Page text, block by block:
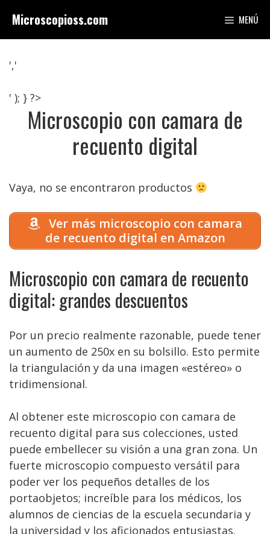
contenido
Microscopioss.com MENÚ
','
' ); } ?>
Microscopio con camara de
recuento digital
Vaya, no se encontraron productos
Ver más microscopio con camara
de recuento digital en Amazon
Microscopio con camara de recuento
digital: grandes descuentos
Por un precio realmente razonable, puede tener
un aumento de 250x en su bolsillo. Esto permite
la triangulación y da una imagen «estéreo» o
tridimensional.
Al obtener este microscopio con camara de
recuento digital para sus colecciones, usted
puede embellecer su visión a una gran zona. Un
fuerte microscopio compuesto versátil para
poder ver los pequeños detalles de los
portaobjetos; increíble para los médicos, los
alumnos de ciencias de la escuela secundaria y
la universidad y los aficionados entusiastas.